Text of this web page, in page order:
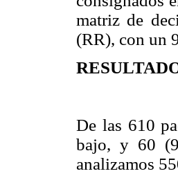
matriz de
(RR), con un
De las 610
bajo, y 60
analizamos